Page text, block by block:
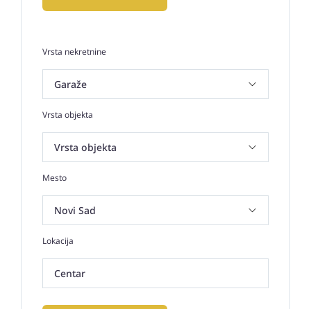
Vrsta nekretnine
Vrsta objekta
Mesto
Lokacija
Centar